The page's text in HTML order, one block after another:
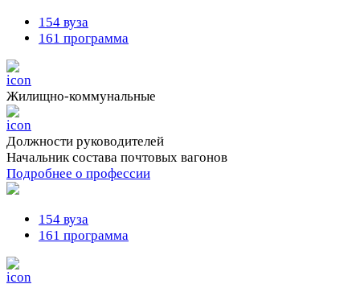
154 вуза
161 программа
Жилищно-коммунальные
Должности руководителей
Начальник состава почтовых вагонов
Подробнее о профессии
154 вуза
161 программа